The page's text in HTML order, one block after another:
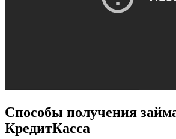
Способы получения
КредитКасса